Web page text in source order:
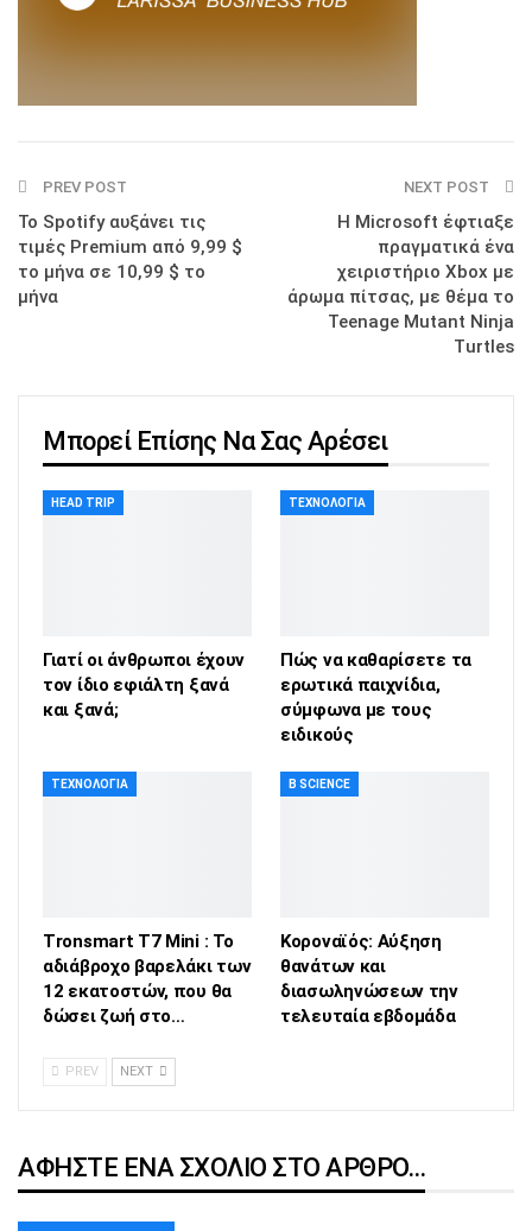
PREV POST
Το Spotify αυξάνει τις
τιμές Premium από 9,99 $
το μήνα σε 10,99 $ το
μήνα
NEXT POST
Η Microsoft έφτιαξε
πραγματικά ένα
χειριστήριο Xbox με
άρωμα πίτσας, με θέμα το
Teenage Mutant Ninja
Turtles
Μπορεί Επίσης Να Σας Αρέσει
HEAD TRIP
Γιατί οι άνθρωποι έχουν
τον ίδιο εφιάλτη ξανά
και ξανά;
ΤΕΧΝΟΛΟΓΊΑ
Πώς να καθαρίσετε τα
ερωτικά παιχνίδια,
σύμφωνα με τους
ειδικούς
ΤΕΧΝΟΛΟΓΊΑ
Tronsmart T7 Mini : To
αδιάβροχο βαρελάκι των
12 εκατοστών, που θα
δώσει ζωή στο…
B SCIENCE
Κοροναϊός: Αύξηση
θανάτων και
διασωληνώσεων την
τελευταία εβδομάδα
PREV NEXT
ΑΦΉΣΤΕ ΈΝΑ ΣΧΌΛΙΟ ΣΤΟ ΆΡΘΡΟ…